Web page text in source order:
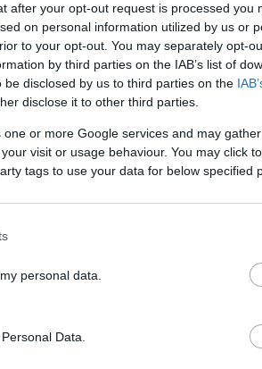
after your opt-out request is processed you
on personal information utilized by us or
to your opt-out. You may separately opt-
by third parties on the IAB’s list of
disclosed by us to third parties on the
disclose it to other third parties.
or more Google services and may
visit or usage behaviour. You may click
tags to use your data for below specified
personal data.
Data.